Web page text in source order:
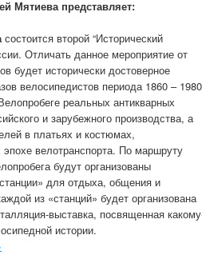
Мятиева представляет:
состоится второй “Исторический
Отличать данное мероприятие от
будет исторически достоверное
велосипедистов периода 1860 –
реальных антикварных
и зарубежного производства, а
в платьях и костюмах,
велотранспорта. По маршруту
будут организованы
для отдыха, общения и
из «станций» будет организована
выставка, посвященная
истории.